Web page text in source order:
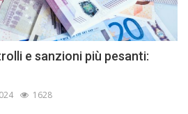
e sanzioni più pesanti:
1628